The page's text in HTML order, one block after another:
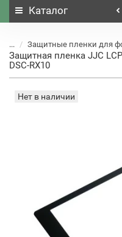
Каталог
... Защитные пленки для
Защитная пленка JJC
DSC-RX10
Нет в наличии